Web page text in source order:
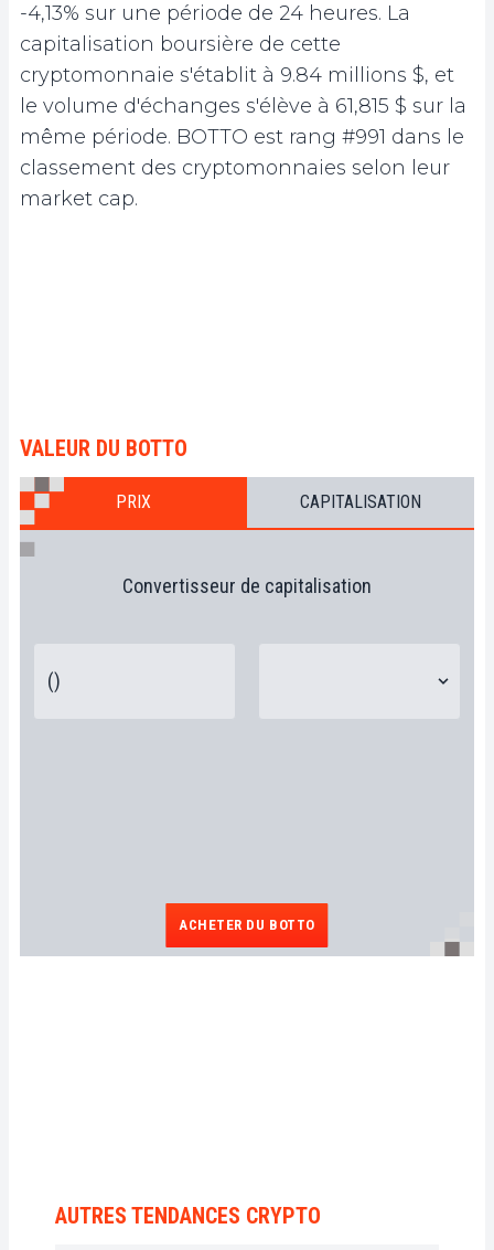
-4,13% sur une période de 24 heures. La
capitalisation boursière de cette
cryptomonnaie s'établit à 9.84 millions $, et
le volume d'échanges s'élève à 61,815 $ sur la
même période. BOTTO est rang #991 dans le
classement des cryptomonnaies selon leur
market cap.
VALEUR DU BOTTO
PRIX CAPITALISATION
Convertisseur de capitalisation
ACHETER DU BOTTO
AUTRES TENDANCES CRYPTO